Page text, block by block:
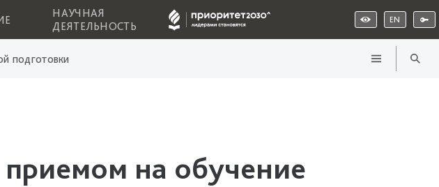
НАУЧНАЯ
ДЕЯТЕЛЬНОСТЬ
EN
подготовки
на обучение